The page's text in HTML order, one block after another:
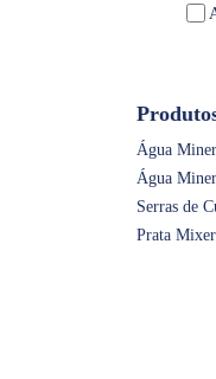
Água
Água
Serras de
Prata